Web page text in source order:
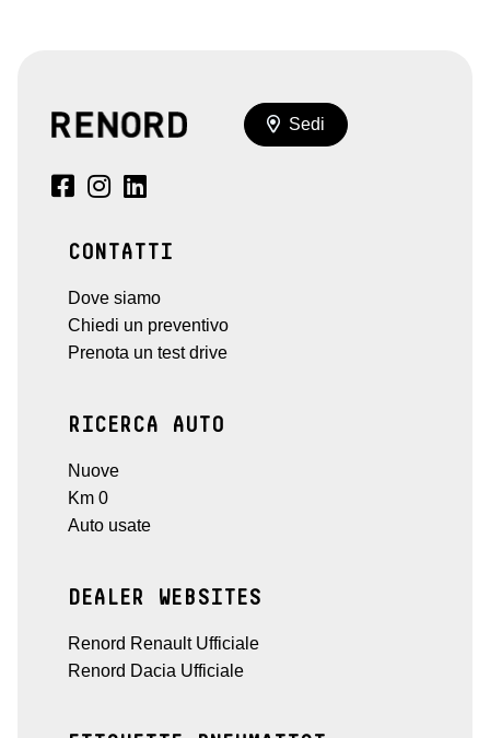
Sedi
CONTATTI
Dove siamo
Chiedi un preventivo
Prenota un test drive
RICERCA AUTO
Nuove
Km 0
Auto usate
DEALER WEBSITES
Renord Renault Ufficiale
Renord Dacia Ufficiale